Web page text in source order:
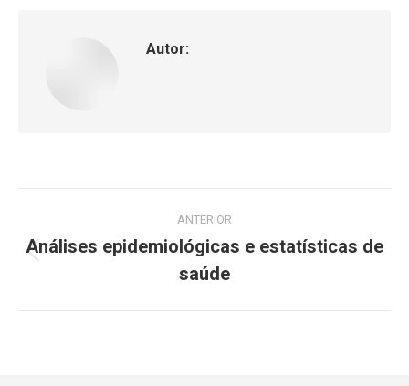
Autor:
ANTERIOR
Análises epidemiológicas e estatísticas de
saúde